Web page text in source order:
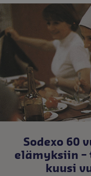
Sodexo 60
elämyksiin
kuusi